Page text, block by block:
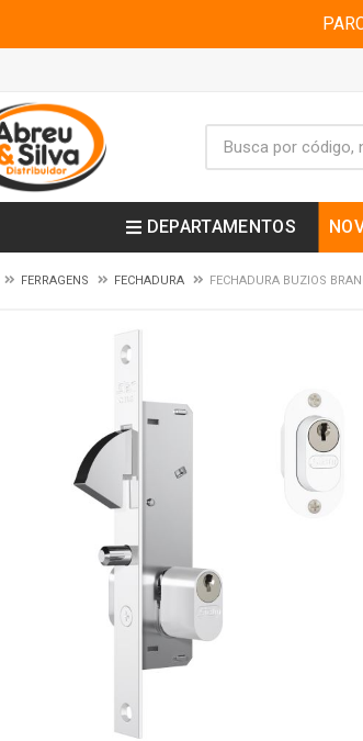
DEPARTAMENTOS
FERRAGENS FECHADURA FECHADURA BUZIOS